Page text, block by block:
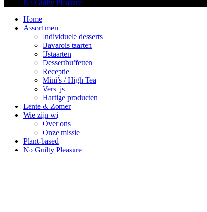
No Guilty Pleasure
Home
Assortiment
Individuele desserts
Bavarois taarten
IJstaarten
Dessertbuffetten
Receptie
Mini’s / High Tea
Vers ijs
Hartige producten
Lente & Zomer
Wie zijn wij
Over ons
Onze missie
Plant-based
No Guilty Pleasure